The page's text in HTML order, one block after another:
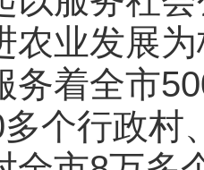
农业发展
务着全市
个行政村